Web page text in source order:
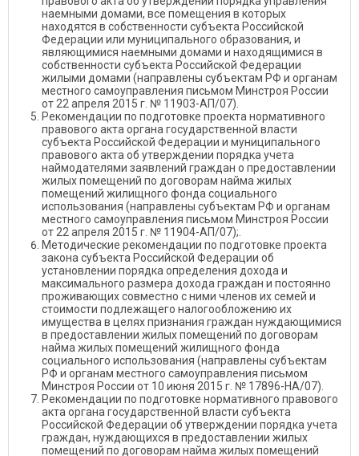
наемными домами, все помещения в которых
находятся в собственности субъекта Российской
Федерации или муниципального образования, и
являющимися наемными домами и находящимися в
собственности субъекта Российской Федерации
жилыми домами (направлены субъектам РФ и органам
местного самоуправления письмом Минстроя России
от 22 апреля 2015 г. № 11903-АП/07).
Рекомендации по подготовке проекта нормативного
правового акта органа государственной власти
субъекта Российской Федерации и муниципального
правового акта об утверждении порядка учета
наймодателями заявлений граждан о предоставлении
жилых помещений по договорам найма жилых
помещений жилищного фонда социального
использования (направлены субъектам РФ и органам
местного самоуправления письмом Минстроя России
от 22 апреля 2015 г. № 11904-АП/07);.
Методические рекомендации по подготовке проекта
закона субъекта Российской Федерации об
установлении порядка определения дохода и
максимального размера дохода граждан и постоянно
проживающих совместно с ними членов их семей и
стоимости подлежащего налогообложению их
имущества в целях признания граждан нуждающимися
в предоставлении жилых помещений по договорам
найма жилых помещений жилищного фонда
социального использования (направлены субъектам
РФ и органам местного самоуправления письмом
Минстроя России от 10 июня 2015 г. № 17896-НА/07).
Рекомендации по подготовке нормативного правового
акта органа государственной власти субъекта
Российской Федерации об утверждении порядка учета
граждан, нуждающихся в предоставлении жилых
помещений по договорам найма жилых помещений